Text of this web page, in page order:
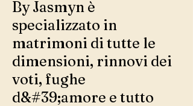
By Jasmyn è
specializzato in
matrimoni di tutte le
dimensioni, rinnovi dei
voti, fughe
d&#39;amore e tutto